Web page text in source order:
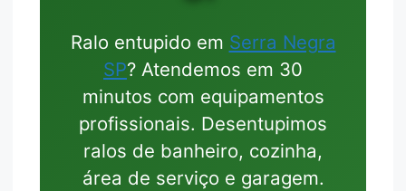
Ralo entupido em Serra Negra
SP? Atendemos em 30
minutos com equipamentos
profissionais. Desentupimos
ralos de banheiro, cozinha,
área de serviço e garagem.